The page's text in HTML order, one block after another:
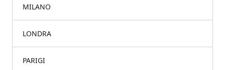
MILANO
LONDRA
PARIGI